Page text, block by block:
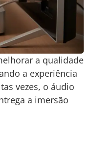
a qualidade
a experiência
vezes, o áudio
a imersão